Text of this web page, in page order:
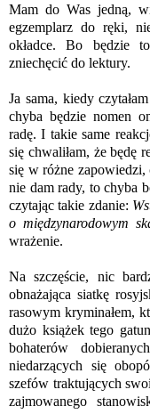
Mam do Was jedną,
egzemplarz do ręki,
okładce. Bo będzie
zniechęcić do lektury.
Ja sama, kiedy
chyba będzie nomen
radę. I takie same
się chwaliłam, że będę
się w różne zapowiedzi,
nie dam rady, to chyba
czytając takie zdanie:
o międzynarodowym
wrażenie.
Na szczęście, nic
obnażająca siatkę
rasowym kryminałem,
dużo książek tego
bohaterów
niedarzących się
szefów traktujących
zajmowanego